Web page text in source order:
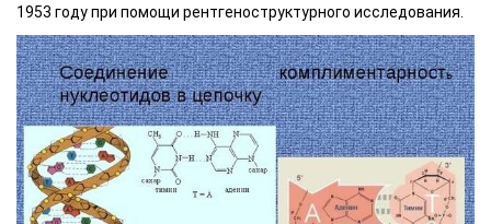
1953 году при помощи рентгеноструктурного исследования.